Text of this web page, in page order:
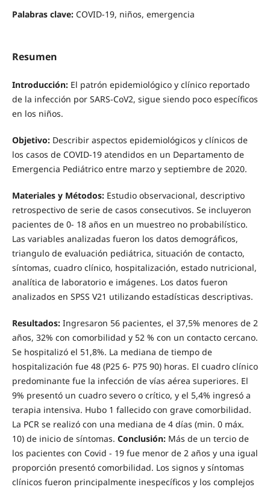
Palabras clave: COVID-19, niños, emergencia
Resumen
Introducción: El patrón epidemiológico y clínico reportado
de la infección por SARS-CoV2, sigue siendo poco específicos
en los niños.
Objetivo: Describir aspectos epidemiológicos y clínicos de
los casos de COVID-19 atendidos en un Departamento de
Emergencia Pediátrico entre marzo y septiembre de 2020.
Materiales y Métodos: Estudio observacional, descriptivo
retrospectivo de serie de casos consecutivos. Se incluyeron
pacientes de 0- 18 años en un muestreo no probabilístico.
Las variables analizadas fueron los datos demográficos,
triangulo de evaluación pediátrica, situación de contacto,
síntomas, cuadro clínico, hospitalización, estado nutricional,
analítica de laboratorio e imágenes. Los datos fueron
analizados en SPSS V21 utilizando estadísticas descriptivas.
Resultados:Ingresaron 56 pacientes, el 37,5% menores de 2
años, 32% con comorbilidad y 52 % con un contacto cercano.
Se hospitalizó el 51,8%. La mediana de tiempo de
hospitalización fue 48 (P25 6- P75 90) horas. El cuadro clínico
predominante fue la infección de vías aérea superiores. El
9% presentó un cuadro severo o crítico, y el 5,4% ingresó a
terapia intensiva. Hubo 1 fallecido con grave comorbilidad.
La PCR se realizó con una mediana de 4 días (min. 0 máx.
10) de inicio de síntomas. Conclusión:Más de un tercio de
los pacientes con Covid - 19 fue menor de 2 años y una igual
proporción presentó comorbilidad. Los signos y síntomas
clínicos fueron principalmente inespecíficos y los complejos